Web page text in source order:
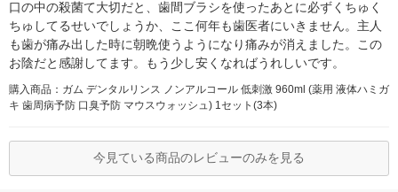
口の中の殺菌て大切だと、歯間ブラシを使ったあとに必ずくちゅく
ちゅしてるせいでしょうか、ここ何年も歯医者にいきません。主人
も歯が痛み出した時に朝晩使うようになり痛みが消えました。この
お陰だと感謝してます。もう少し安くなればうれしいです。
購入商品：ガム デンタルリンス ノンアルコール 低刺激 960ml (薬用 液体ハミガ
キ 歯周病予防 口臭予防 マウスウォッシュ) 1セット(3本)
今見ている商品のレビューのみを見る